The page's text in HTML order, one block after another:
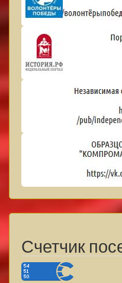
Счетчик